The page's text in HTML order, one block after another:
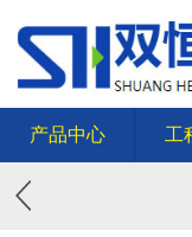
产品中心 工